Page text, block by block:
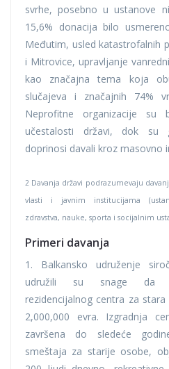
svrhe, posebno u ustanove
15,6% donacija bilo
Međutim, usled katastrofalnih
i Mitrovice, upravljanje
kao značajna tema koja
slučajeva i značajnih 74%
Neprofitne organizacije su
učestalosti državi, dok su
doprinosi davali kroz masovno
2 Davanja državi podrazumevaju
vlasti i javnim institucijama
zdravstva, nauke, sporta i socijalnim
Primeri davanja
1. Balkansko udruženje
udružili su snage da
rezidencijalnog centra za
2,000,000 evra. Izgradnja
završena do sledeće
smeštaja za starije osobe,